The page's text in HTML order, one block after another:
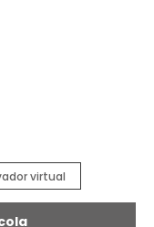
virtual